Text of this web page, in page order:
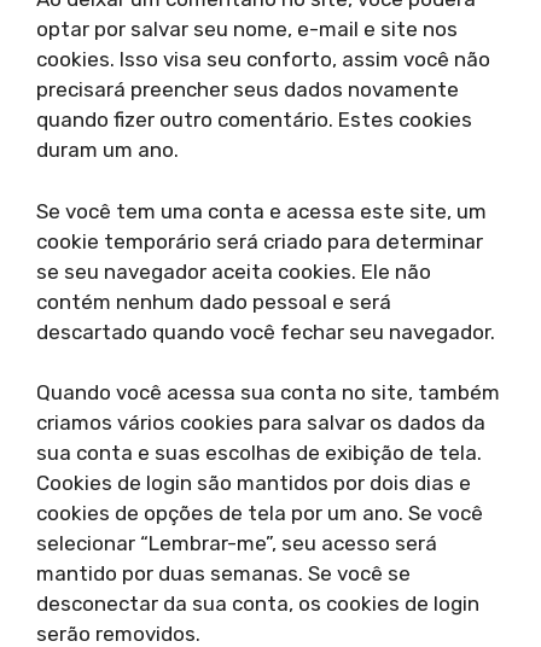
optar por salvar seu nome, e-mail e site nos
cookies. Isso visa seu conforto, assim você não
precisará preencher seus dados novamente
quando fizer outro comentário. Estes cookies
duram um ano.
Se você tem uma conta e acessa este site, um
cookie temporário será criado para determinar
se seu navegador aceita cookies. Ele não
contém nenhum dado pessoal e será
descartado quando você fechar seu navegador.
Quando você acessa sua conta no site, também
criamos vários cookies para salvar os dados da
sua conta e suas escolhas de exibição de tela.
Cookies de login são mantidos por dois dias e
cookies de opções de tela por um ano. Se você
selecionar “Lembrar-me”, seu acesso será
mantido por duas semanas. Se você se
desconectar da sua conta, os cookies de login
serão removidos.